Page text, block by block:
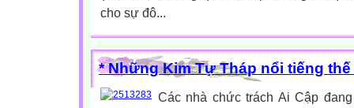
cho sự đô...
* Những Kim Tự Tháp nổi tiếng
Các nhà chức trách Ai Cập